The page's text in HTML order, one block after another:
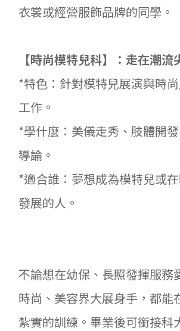
衣裳或經營服飾品牌的同學。
【時尚模特兒科】：走在潮
*特色：針對模特兒展演與時
工作。
*學什麼：美儀走秀、肢體開
導論。
*適合誰：夢想成為模特兒或
發展的人。
不論想在幼保、長照發揮服務
時尚、美容界大展身手，都能
紮實的訓練。畢業後可銜接科